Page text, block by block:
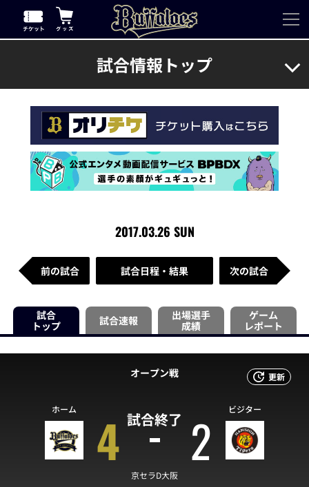
試合情報トップ
2017.03.26 SUN
前の試合 試合日程・結果 次の試合
試合
トップ
試合速報
出場選手
成績
ゲーム
レポート
更新
オープン戦
試合終了
ホーム 4 2 ビジター
京セラD大阪